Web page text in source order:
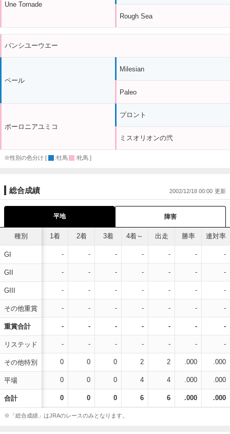
Une Tornade
Rough Sea
バンシユーウエー
ペール
ポーロニアユミコ
Milesian
Paleo
プロント
ミスオリオンの弐
※性別の色分け [ :牡馬 :牝馬 ]
総合成績 2002/12/18 00:00
平地 障害
種別
GI
GII
GIII
その他重賞
重賞合計
リステッド
その他特別
平場
合計
1着 2着 3着 4着～ 出走 勝率 連対率
- - - - - - -
- - - - - - -
- - - - - - -
- - - - - - -
- - - - - - -
- - - - - - -
0 0 0 2 2 .000 .000
0 0 0 4 4 .000 .000
0 0 0 6 6 .000 .000
※「総合成績」はJRAのレースのみとなります。